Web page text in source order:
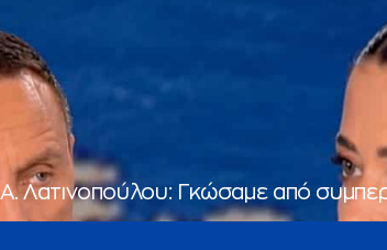
Α. Λατινοπούλου: Γκώσαμε από